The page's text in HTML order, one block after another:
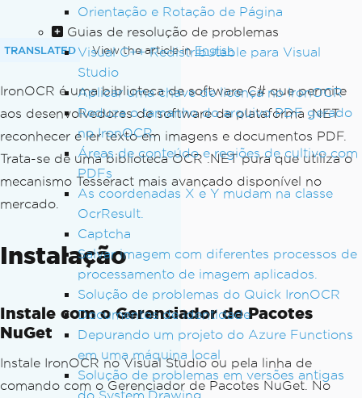
Orientação e Rotação de Página
Guias de resolução de problemas
Visual C++ Redistributable para Visual
Studio
Aplicar uma chave de licença no IronOCR
Reduza o tamanho do arquivo PDF gerado
no IronOCR.
Áreas de conteúdo e regiões de cultivo com
PDFs
As coordenadas X e Y mudam na classe
OcrResult.
Captcha
Salvar imagem com diferentes processos de
processamento de imagem aplicados.
Solução de problemas do Quick IronOCR
Documentos de identidade
Depurando um projeto do Azure Functions
em uma máquina local
Solução de problemas em versões antigas
do System.Drawing
TRANSLATED View the article inEnglish
IronOCR é uma biblioteca de software C# que permite
aos desenvolvedores de software da plataforma .NET
reconhecer e ler texto em imagens e documentos PDF.
Trata-se de uma biblioteca OCR .NET pura que utiliza o
mecanismo Tesseract mais avançado disponível no
mercado.
Instalação
Instale com o Gerenciador de Pacotes
NuGet
Instale IronOCR no Visual Studio ou pela linha de
comando com o Gerenciador de Pacotes NuGet. No